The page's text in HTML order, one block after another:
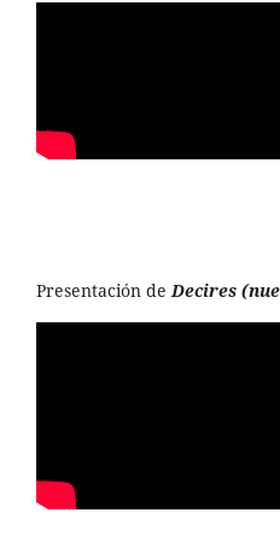
Presentación deDecires